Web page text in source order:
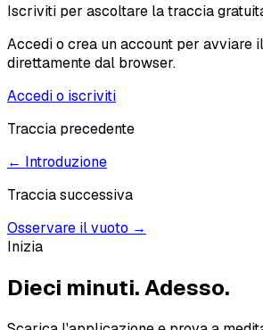
Iscriviti per ascoltare la traccia
Accedi o crea un account per avviare
direttamente dal browser.
Accedi o iscriviti
Traccia precedente
← Introduzione
Traccia successiva
Osservare il vuoto →
Inizia
Dieci minuti.Adesso.